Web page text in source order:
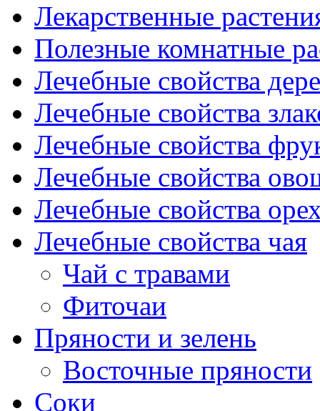
Лекарственные
Полезные комнатные
Лечебные свойства
Лечебные свойства
Лечебные свойства
Лечебные свойства
Лечебные свойства
Лечебные свойства чая
Чай с травами
Фиточаи
Пряности и зелень
Восточные пряности
Соки